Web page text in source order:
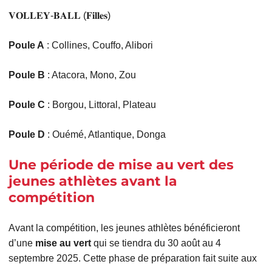
𝐕𝐎𝐋𝐋𝐄𝐘-𝐁𝐀𝐋𝐋 (𝐅𝐢𝐥𝐥𝐞𝐬)
Poule A : Collines, Couffo, Alibori
Poule B : Atacora, Mono, Zou
Poule C : Borgou, Littoral, Plateau
Poule D : Ouémé, Atlantique, Donga
Une période de mise au vert des
jeunes athlètes avant la
compétition
Avant la compétition, les jeunes athlètes bénéficieront
d’une mise au vert qui se tiendra du 30 août au 4
septembre 2025. Cette phase de préparation fait suite aux